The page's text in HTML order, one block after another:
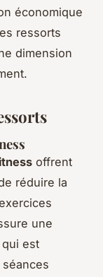
économique
ressorts
dimension
offrent
réduire la
une
est